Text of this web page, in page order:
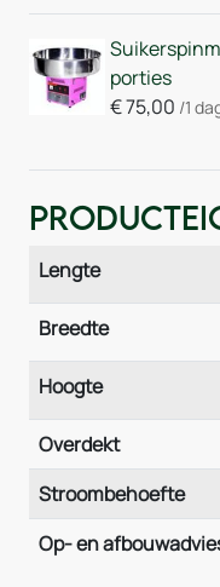
porties
€75,00 /1
Lengte
Breedte
Hoogte
Overdekt
Stroombehoefte
Op- en